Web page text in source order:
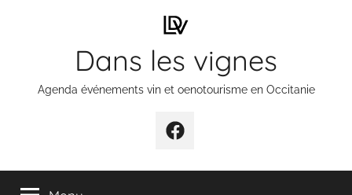
Dans les vignes
Agenda événements vin et oenotourisme en Occitanie
Élément
menu